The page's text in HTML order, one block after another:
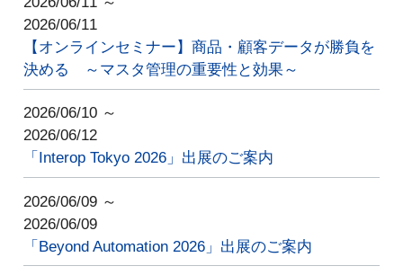
2026/06/11
【オンラインセミナー】商品・顧客データが勝負を
決める ～マスタ管理の重要性と効果～
2026/06/10 ～
2026/06/12
「Interop Tokyo 2026」出展のご案内
2026/06/09 ～
2026/06/09
「Beyond Automation 2026」出展のご案内